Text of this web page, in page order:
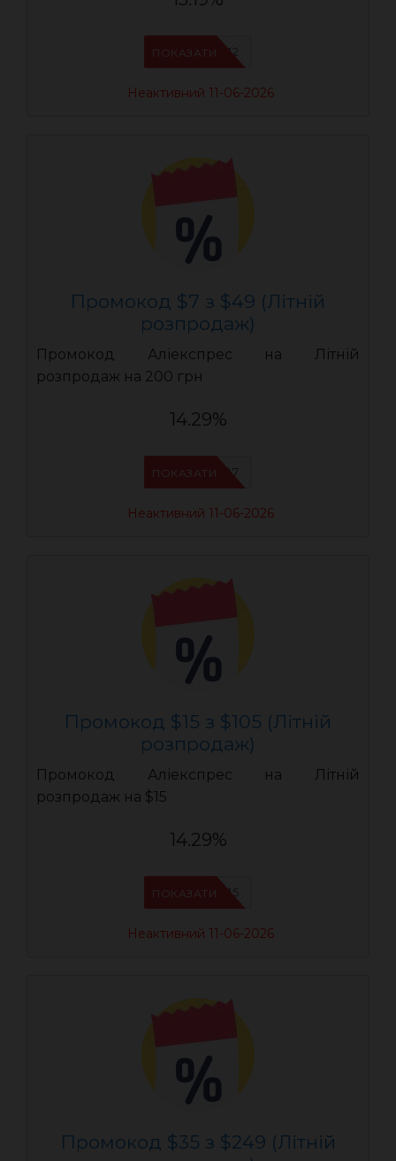
AEUA12
ПОКАЗАТИ
Неактивний 11-06-2026
Промокод $7 з $49 (Літній
розпродаж)
Промокод Аліекспрес на Літній
розпродаж на 200 грн
14.29%
AEUA7
ПОКАЗАТИ
Неактивний 11-06-2026
Промокод $15 з $105 (Літній
розпродаж)
Промокод Аліекспрес на Літній
розпродаж на $15
14.29%
AEUA15
ПОКАЗАТИ
Неактивний 11-06-2026
Промокод $35 з $249 (Літній